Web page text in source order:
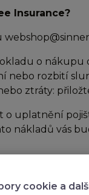
Insurance?
o nákupu
nebo rozbití
ztráty:
o uplatnění
nákladů vás
cookie a